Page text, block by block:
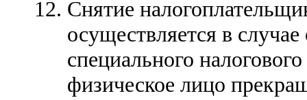
Снятие
осуществляется в
специального
физическое лицо